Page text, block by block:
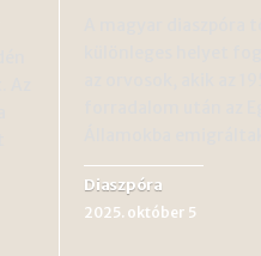
Diaszpóra
2025. október 5